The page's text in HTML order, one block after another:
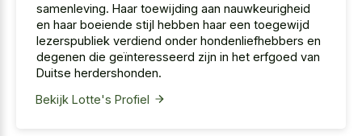
samenleving. Haar toewijding aan nauwkeurigheid
en haar boeiende stijl hebben haar een toegewijd
lezerspubliek verdiend onder hondenliefhebbers en
degenen die geïnteresseerd zijn in het erfgoed van
Duitse herdershonden.
Bekijk Lotte's Profiel